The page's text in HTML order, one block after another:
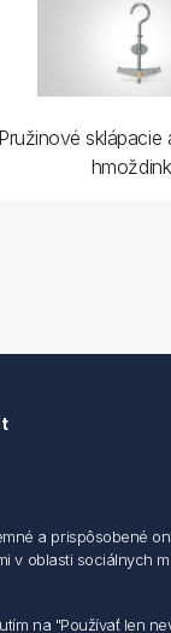
Pružinové sklápacie
a prispôsobené
oblasti sociálnych
na "Používať len